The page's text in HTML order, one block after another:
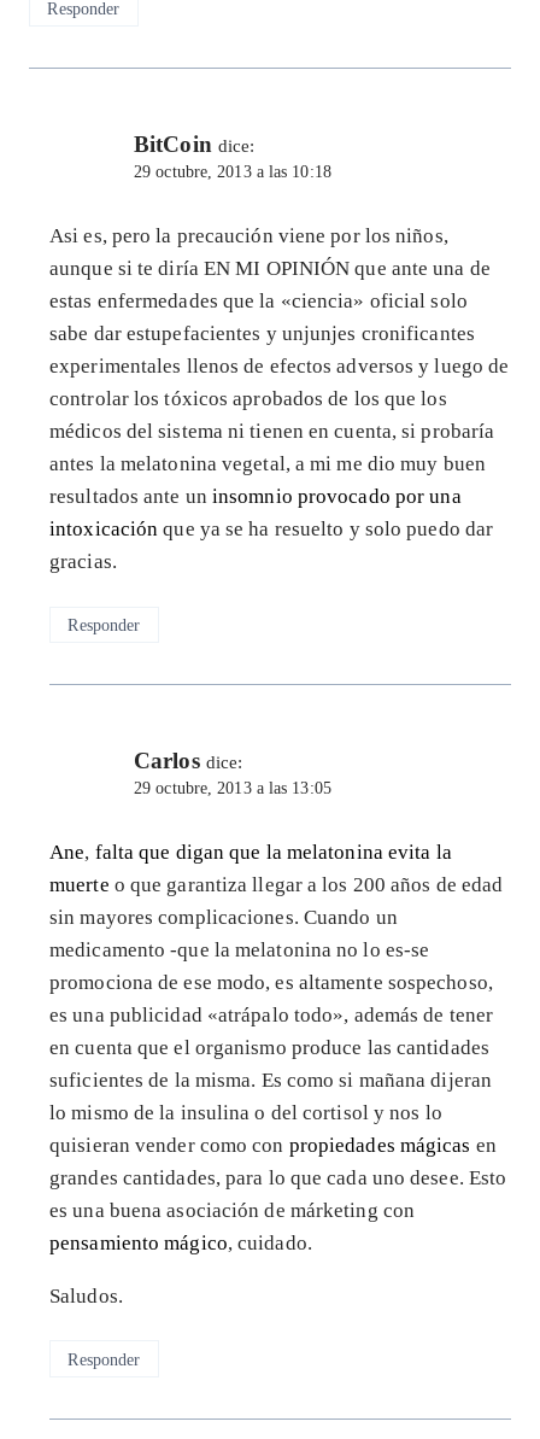
Responder
BitCoin dice:
29 octubre, 2013 a las 10:18
Asi es, pero la precaución viene por los niños,
aunque si te diría EN MI OPINIÓN que ante una de
estas enfermedades que la «ciencia» oficial solo
sabe dar estupefacientes y unjunjes cronificantes
experimentales llenos de efectos adversos y luego de
controlar los tóxicos aprobados de los que los
médicos del sistema ni tienen en cuenta, si probaría
antes la melatonina vegetal, a mi me dio muy buen
resultados ante un insomnio provocado por una
intoxicación que ya se ha resuelto y solo puedo dar
gracias.
Responder
Carlos dice:
29 octubre, 2013 a las 13:05
Ane, falta que digan que la melatonina evita la
muerte o que garantiza llegar a los 200 años de edad
sin mayores complicaciones. Cuando un
medicamento -que la melatonina no lo es-se
promociona de ese modo, es altamente sospechoso,
es una publicidad «atrápalo todo», además de tener
en cuenta que el organismo produce las cantidades
suficientes de la misma. Es como si mañana dijeran
lo mismo de la insulina o del cortisol y nos lo
quisieran vender como con propiedades mágicas en
grandes cantidades, para lo que cada uno desee. Esto
es una buena asociación de márketing con
pensamiento mágico, cuidado.
Saludos.
Responder